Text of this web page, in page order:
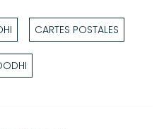
CARTES POSTALES